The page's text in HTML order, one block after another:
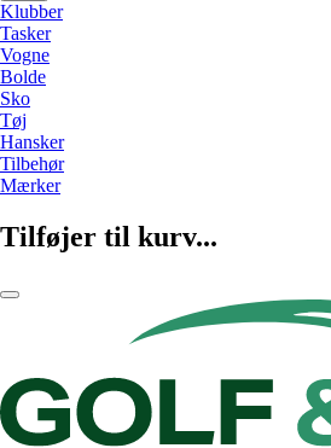
Klubber
Tasker
Vogne
Bolde
Sko
Tøj
Hansker
Tilbehør
Mærker
Tilføjer til kurv...